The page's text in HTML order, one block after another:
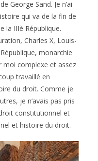
George Sand. Je n’ai
qui va de la fin de
la IIIè République.
Charles X, Louis-
monarchie
moi complexe et assez
travaillé en
du droit. Comme je
je n’avais pas pris
constitutionnel et
et histoire du droit.